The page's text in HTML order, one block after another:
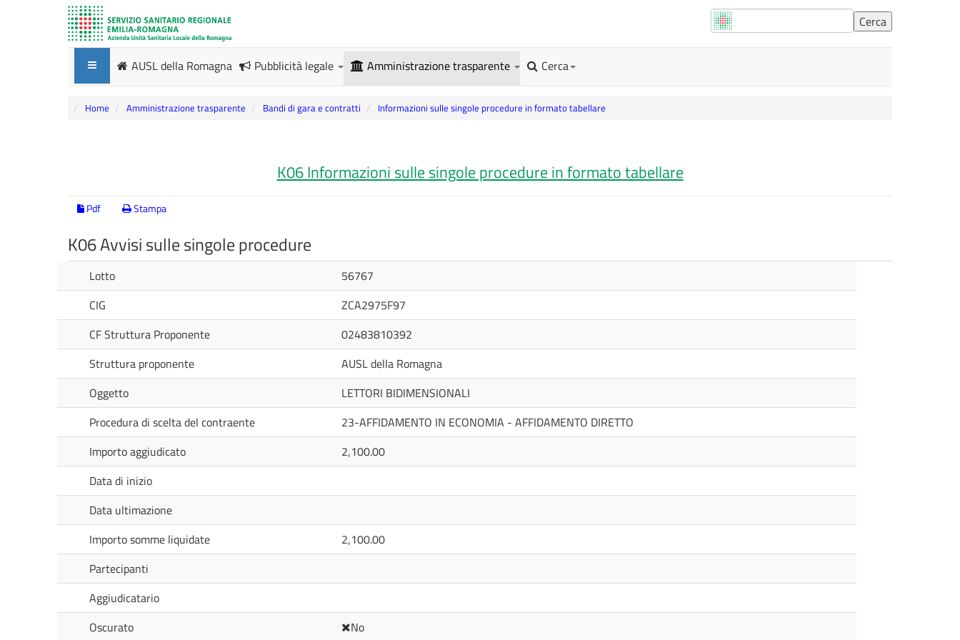
AUSL della Romagna Pubblicità legale Amministrazione trasparente Cerca
Home Amministrazione trasparente Bandi di gara e contratti Informazioni sulle singole procedure in formato tabellare
K06 Informazioni sulle singole procedure in formato tabellare
Pdf Stampa
K06 Avvisi sulle singole procedure
Lotto
56767
CIG
ZCA2975F97
CF Struttura Proponente
02483810392
Struttura proponente
AUSL della Romagna
Oggetto
LETTORI BIDIMENSIONALI
Procedura di scelta del contraente
23-AFFIDAMENTO IN ECONOMIA - AFFIDAMENTO DIRETTO
Importo aggiudicato
2,100.00
Data di inizio
Data ultimazione
Importo somme liquidate
2,100.00
Partecipanti
Aggiudicatario
Oscurato
No